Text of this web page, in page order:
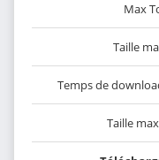
Max
Taille
Temps de
Taille